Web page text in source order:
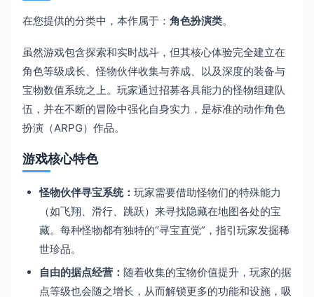
在您提供的分类中，本作属于： 角色扮演类。
虽然游戏包含探索和实时战斗，但其核心体验完全建立在
角色等级成长、怪物伙伴收集与养成、以及深度的装备与
宝物数值系统之上。玩家通过招募各具能力的怪物组建队
伍，并在不断的冒险中强化自身实力，是标准的动作角色
扮演（ARPG）作品。
游戏核心特色
怪物伙伴寻宝系统： 玩家需要借助怪物们的特殊能力
（如飞翔、滑行、跳跃）来寻找隐藏在地图各处的宝
藏。每种怪物都有独特的“寻宝直觉”，指引玩家发掘稀
世珍品。
自由的据点经营： 随着收集的宝物价值提升，玩家的据
点等级也会随之增长，从而解锁更多的功能和设施，吸